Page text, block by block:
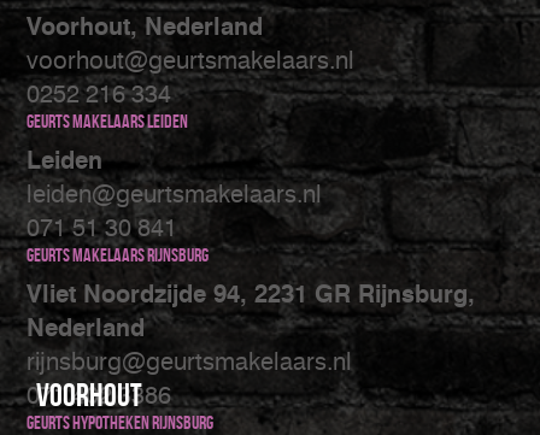
Voorhout, Nederland
voorhout@geurtsmakelaars.nl
0252 216 334
Geurts makelaars Leiden
Leiden
leiden@geurtsmakelaars.nl
071 51 30 841
Geurts makelaars Rijnsburg
Vliet Noordzijde 94, 2231 GR Rijnsburg,
Nederland
rijnsburg@geurtsmakelaars.nl
071 402 3386
Geurts Hypotheken Rijnsburg
Voorhout